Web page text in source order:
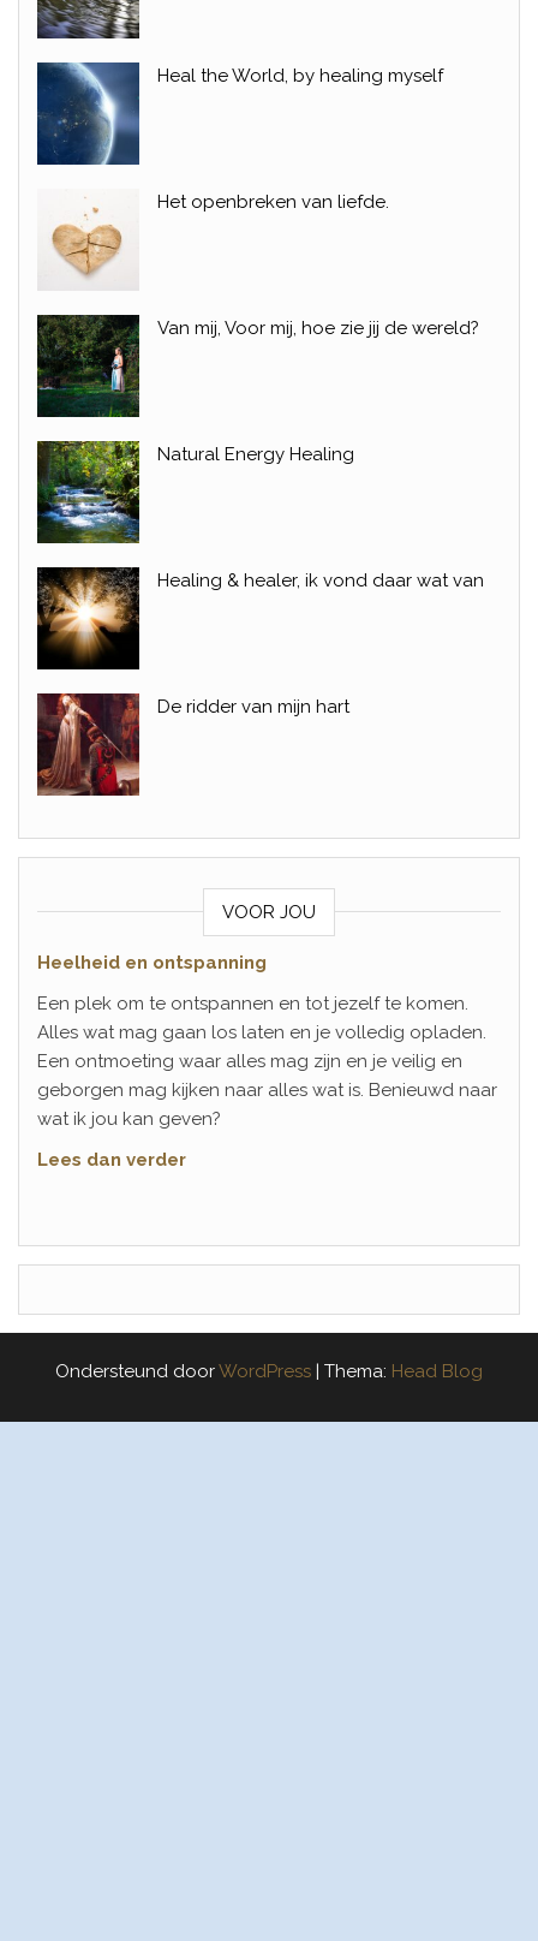
Heal the World, by healing myself
Het openbreken van liefde.
Van mij, Voor mij, hoe zie jij de wereld?
Natural Energy Healing
Healing & healer, ik vond daar wat van
De ridder van mijn hart
VOOR JOU
Heelheid en ontspanning
Een plek om te ontspannen en tot jezelf te komen.
Alles wat mag gaan los laten en je volledig opladen.
Een ontmoeting waar alles mag zijn en je veilig en
geborgen mag kijken naar alles wat is. Benieuwd naar
wat ik jou kan geven?
Lees dan verder
Ondersteund doorWordPress | Thema: Head Blog